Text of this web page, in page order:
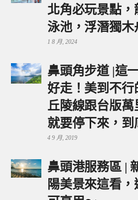
北角必玩景點
泳池，浮潛獨木
1 8 月, 2024
鼻頭角步道 |這
好走！美到不行
丘陵線跟台版
就要停下來，到
4 9 月, 2019
鼻頭港服務區 |
陽美景來這看